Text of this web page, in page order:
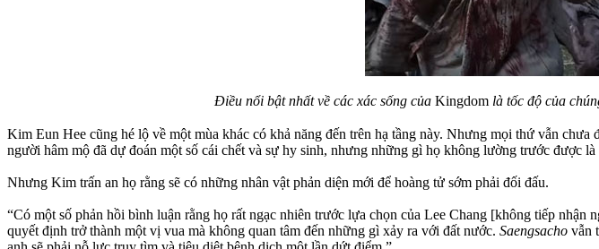
Điều nổi bật nhất về các xác sống của Kingdomlà tốc độ của
Kim Eun Hee cũng hé lộ về một mùa khác có khả năng đến trên hạ tầng này. Nhưng mọi thứ vẫn
người hâm mộ đã dự đoán một số cái chết và sự hy sinh, nhưng những gì họ không lường trước được là
Nhưng Kim trấn an họ rằng sẽ có những nhân vật phản diện mới để hoàng tử sớm phải đối đấu.
“Có một số phản hồi bình luận rằng họ rất ngạc nhiên trước lựa chọn của Lee Chang [không tiếp
quyết định trở thành một vị vua mà không quan tâm đến những gì xảy ra với đất nước. Saengsacho vẫn